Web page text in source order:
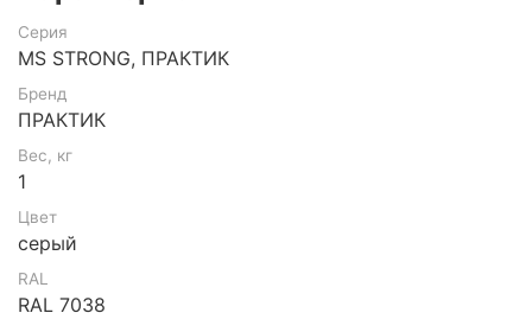
Серия
MS STRONG, ПРАКТИК
Бренд
ПРАКТИК
Вес, кг
1
Цвет
серый
RAL
RAL 7038